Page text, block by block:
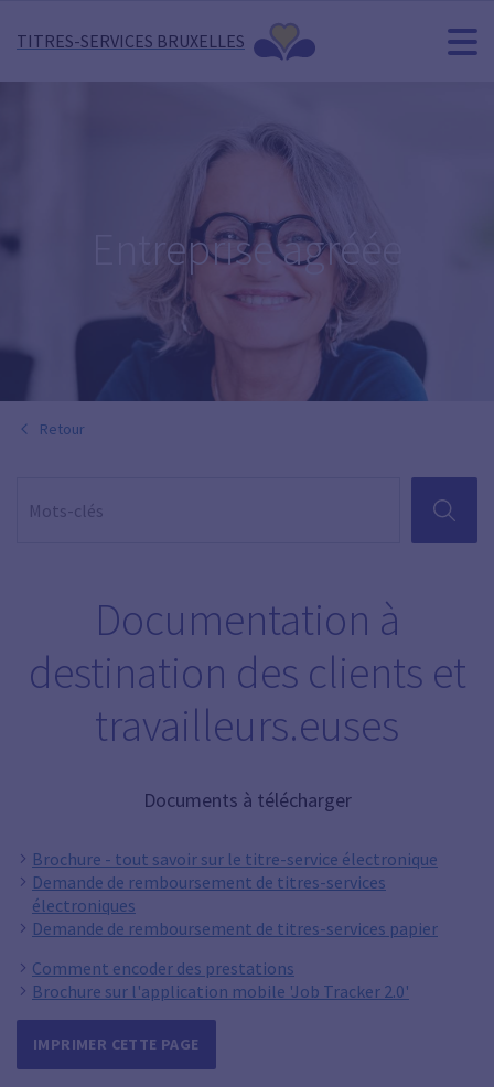
TITRES-SERVICES BRUXELLES
Entreprise agréée
Retour
Documentation à
destination des clients et
travailleurs.euses
Documents à télécharger
Brochure - tout savoir sur le titre-service électronique
Demande de remboursement de titres-services
électroniques
Demande de remboursement de titres-services papier
Comment encoder des prestations
Brochure sur l'application mobile 'Job Tracker 2.0'
IMPRIMER CETTE PAGE